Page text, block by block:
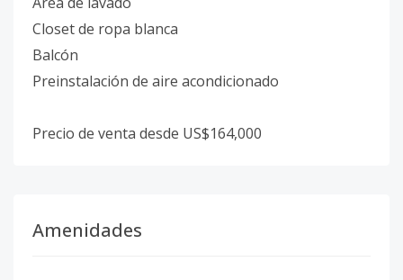
Closet de ropa blanca
Balcón
Preinstalación de aire acondicionado
Precio de venta desde US$164,000
Amenidades